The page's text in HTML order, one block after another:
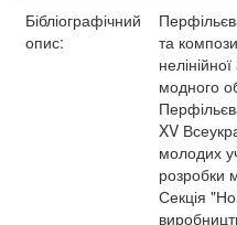
Бібліографічний
опис:
та
модного
XV
молодих
розробки
Секція